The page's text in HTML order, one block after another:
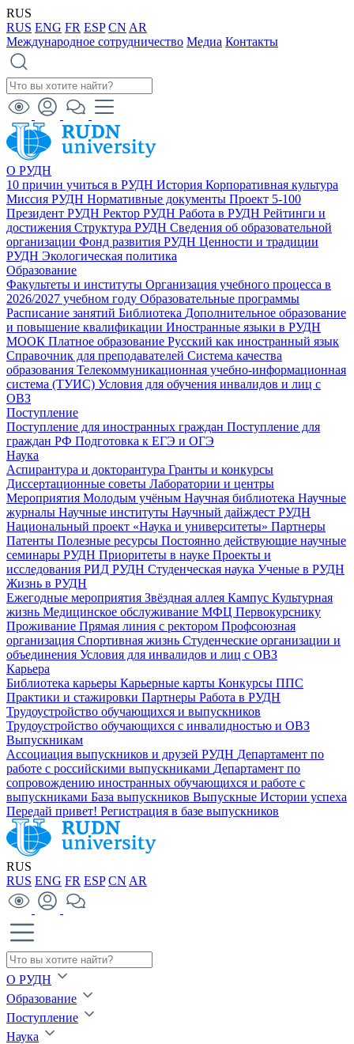
RUS
RUS ENG FR ESP CN AR
Международное сотрудничество Медиа Контакты
О РУДН
10 причин учиться в РУДН История Корпоративная культура
Миссия РУДН Нормативные документы Проект 5-100
Президент РУДН Ректор РУДН Работа в РУДН Рейтинги и
достижения Структура РУДН Сведения об образовательной
организации Фонд развития РУДН Ценности и традиции
РУДН Экологическая политика
Образование
Факультеты и институты Организация учебного процесса в
2026/2027 учебном году Образовательные программы
Расписание занятий Библиотека Дополнительное образование
и повышение квалификации Иностранные языки в РУДН
МООК Платное образование Русский как иностранный язык
Справочник для преподавателей Система качества
образования Телекоммуникационная учебно-информационная
система (ТУИС) Условия для обучения инвалидов и лиц с
ОВЗ
Поступление
Поступление для иностранных граждан Поступление для
граждан РФ Подготовка к ЕГЭ и ОГЭ
Наука
Аспирантура и докторантура Гранты и конкурсы
Диссертационные советы Лаборатории и центры
Мероприятия Молодым учёным Научная библиотека Научные
журналы Научные институты Научный дайждест РУДН
Национальный проект «Наука и университеты» Партнеры
Патенты Полезные ресурсы Постоянно действующие научные
семинары РУДН Приоритеты в науке Проекты и
исследования РИД РУДН Студенческая наука Ученые в РУДН
Жизнь в РУДН
Ежегодные мероприятия Звёздная аллея Кампус Культурная
жизнь Медицинское обслуживание МФЦ Первокурснику
Проживание Прямая линия с ректором Профсоюзная
организация Спортивная жизнь Студенческие организации и
объединения Условия для инвалидов и лиц с ОВЗ
Карьера
Библиотека карьеры Карьерные карты Конкурсы ППС
Практики и стажировки Партнеры Работа в РУДН
Трудоустройство обучающихся и выпускников
Трудоустройство обучающихся с инвалидностью и ОВЗ
Выпускникам
Ассоциация выпускников и друзей РУДН Департамент по
работе с российскими выпускниками Департамент по
сопровождению иностранных обучающихся и работе с
выпускниками База выпускников Выпускные Истории успеха
Передай привет! Регистрация в базе выпускников
RUS
RUS ENG FR ESP CN AR
О РУДН
Образование
Поступление
Наука